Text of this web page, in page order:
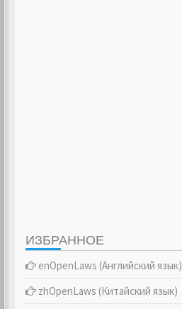
ИЗБРАННОЕ
enOpenLaws (Английский язык)
zhOpenLaws (Китайский язык)